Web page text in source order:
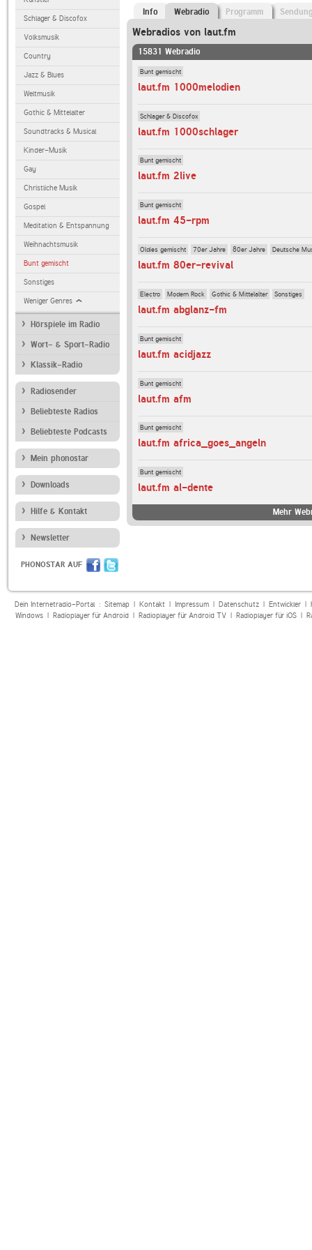
Schlager & Discofox
Volksmusik
Country
Jazz & Blues
Weltmusik
Gothic & Mittelalter
Soundtracks & Musical
Kinder-Musik
Gay
Christliche Musik
Gospel
Meditation & Entspannung
Weihnachtsmusik
Bunt gemischt
Sonstiges
Weniger Genres
Hörspiele im Radio
Wort- & Sport-Radio
Klassik-Radio
Radiosender
Beliebteste Radios
Beliebteste Podcasts
Mein phonostar
Downloads
Hilfe & Kontakt
Newsletter
PHONOSTAR AUF
Info Webradio Programm
Webradios von laut.fm
15831 Webradio
Bunt gemischt
laut.fm 1000melodien
Schlager & Discofox
laut.fm 1000schlager
Bunt gemischt
laut.fm 2live
Bunt gemischt
laut.fm 45-rpm
Oldies gemischt 70er Jahre 80er Jahre Deutsche
laut.fm 80er-revival
Electro Modern Rock Gothic & Mittelalter Sonstiges
laut.fm abglanz-fm
Bunt gemischt
laut.fm acidjazz
Bunt gemischt
laut.fm afm
Bunt gemischt
laut.fm africa_goes_angeln
Bunt gemischt
laut.fm al-dente
Mehr
Dein Internetradio-Portal : Sitemap| Kontakt| Impressum| Datenschutz| Entwickler|
Windows| Radioplayer für Android| Radioplayer für Android TV| Radioplayer für iOS|